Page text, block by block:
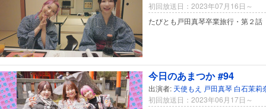
初回放送日：2023年07月16日～
たびとも戸田真琴卒業旅行・第２話
今日のあまつか #94
出演者: 天使もえ 戸田真琴白石茉莉
初回放送日：2023年06月17日～